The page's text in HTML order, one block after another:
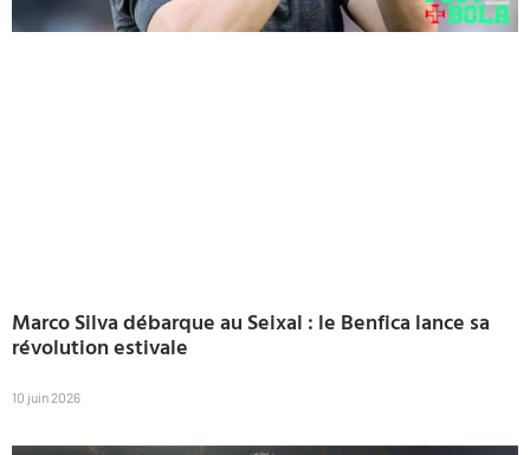
Marco Silva débarque au Seixal : le Benfica lance sa
révolution estivale
10 juin 2026